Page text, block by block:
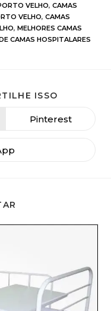
VELHO, CAMAS
VELHO, CAMAS
, MELHORES CAMAS
CAMAS HOSPITALARES
ISSO
Pinterest